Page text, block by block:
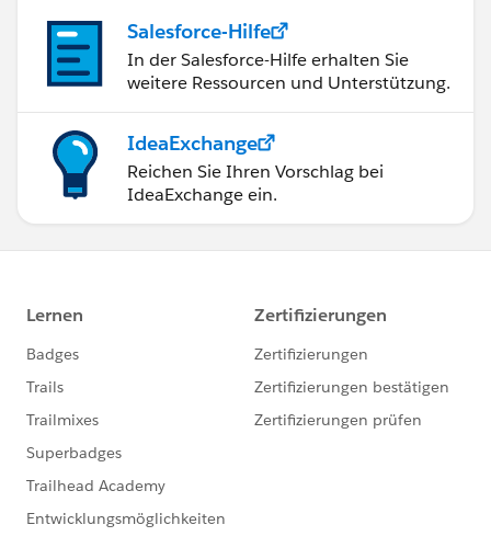
Salesforce-Hilfe
In der Salesforce-Hilfe erhalten Sie
weitere Ressourcen und Unterstützung.
IdeaExchange
Reichen Sie Ihren Vorschlag bei
IdeaExchange ein.